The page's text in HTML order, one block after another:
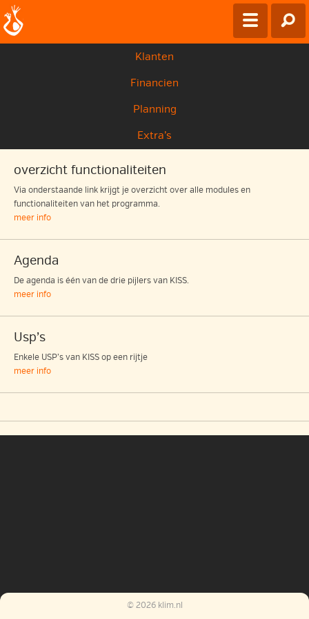
Klanten
Financien
Planning
Extra’s
overzicht functionaliteiten
Via onderstaande link krijgt je overzicht over alle modules en
functionaliteiten van het programma.
meer info
Agenda
De agenda is één van de drie pijlers van KISS.
meer info
Usp’s
Enkele USP’s van KISS op een rijtje
meer info
© 2026 klim.nl